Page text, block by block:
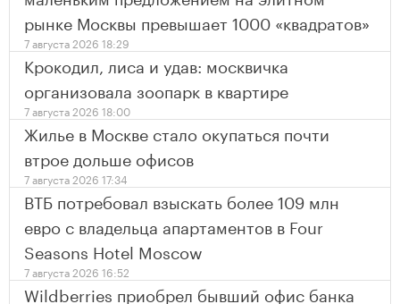
рынке Москвы превышает 1000 «квадратов»
7 августа 2026 18:29
Крокодил, лиса и удав: москвичка
организовала зоопарк в квартире
7 августа 2026 18:00
Жилье в Москве стало окупаться почти
втрое дольше офисов
7 августа 2026 17:34
ВТБ потребовал взыскать более 109 млн
евро с владельца апартаментов в Four
Seasons Hotel Moscow
7 августа 2026 16:52
Wildberries приобрел бывший офис банка